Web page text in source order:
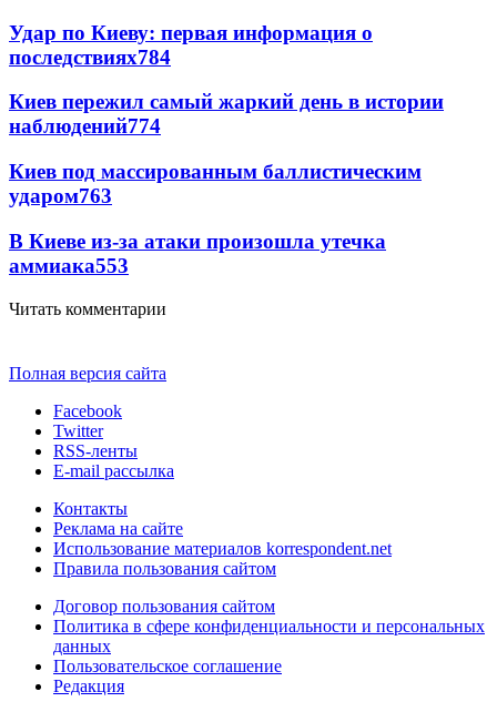
Удар по Киеву: первая информация о
последствиях784
Киев пережил самый жаркий день в истории
наблюдений774
Киев под массированным баллистическим
ударом763
В Киеве из-за атаки произошла утечка
аммиака553
Читать комментарии
Полная версия сайта
Facebook
Twitter
RSS-ленты
E-mail рассылка
Контакты
Реклама на сайте
Использование материалов korrespondent.net
Правила пользования сайтом
Договор пользования сайтом
Политика в сфере конфиденциальности и персональных
данных
Пользовательское соглашение
Редакция